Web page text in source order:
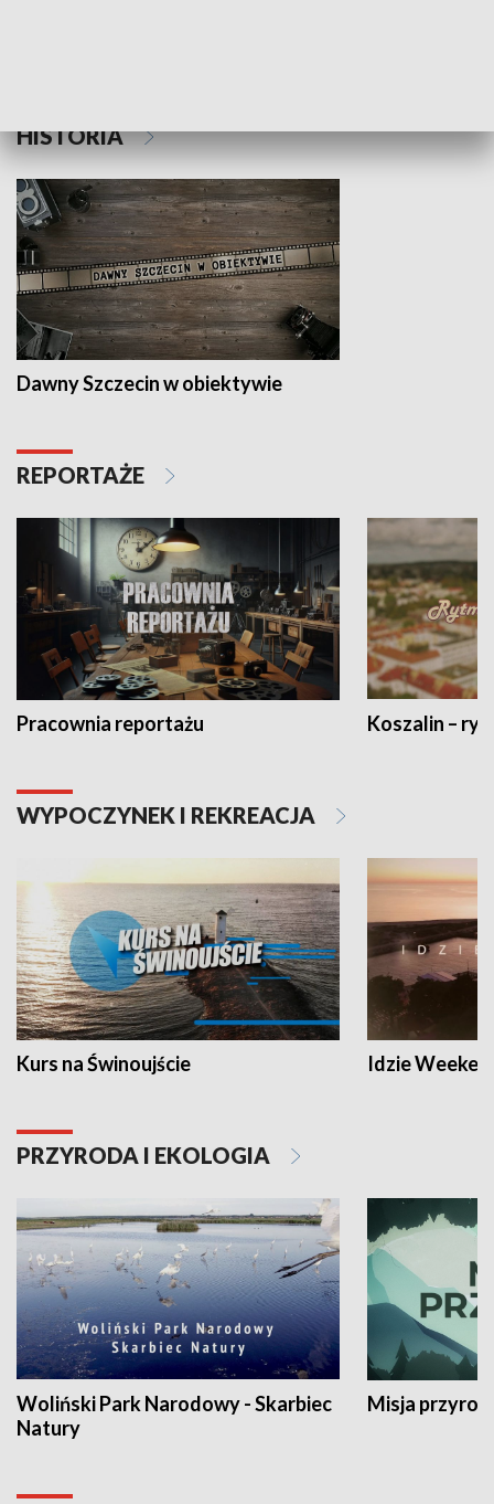
HISTORIA
Dawny Szczecin w obiektywie
REPORTAŻE
Pracownia reportażu Koszalin –
WYPOCZYNEK I REKREACJA
Kurs na Świnoujście Idzie
PRZYRODA I EKOLOGIA
Woliński Park Narodowy - Skarbiec
Natury
Misja